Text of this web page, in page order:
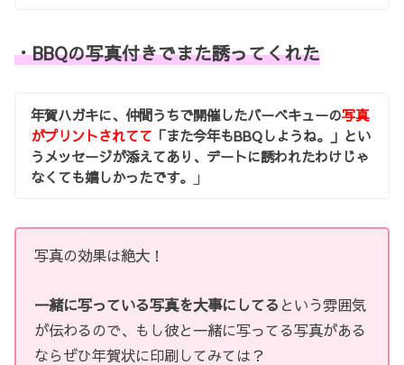
・BBQの写真付きでまた誘ってくれた
年賀ハガキに、仲間うちで開催したバーベキューの写真
がプリントされてて 「また今年もBBQしようね。」とい
うメッセージが添えてあり、デートに誘われたわけじゃ
なくても嬉しかったです。
」
写真の効果は絶大！
一緒に写っている写真を大事にしてる という雰囲気
が伝わるので、もし彼と一緒に写ってる写真がある
ならぜひ年賀状に印刷してみては？